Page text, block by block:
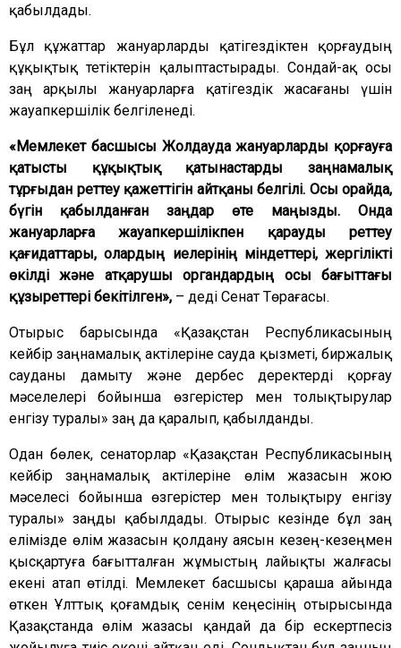
қабылдады.
Бұл құжаттар жануарларды қатігездіктен қорғаудың
құқықтық тетіктерін қалыптастырады. Сондай-ақ осы
заң арқылы жануарларға қатігездік жасағаны үшін
жауапкершілік белгіленеді.
«Мемлекет басшысы Жолдауда жануарларды қорғауға
қатысты құқықтық қатынастарды заңнамалық
тұрғыдан реттеу қажеттігін айтқаны белгілі. Осы орайда,
бүгін қабылданған заңдар өте маңызды. Онда
жануарларға жауапкершілікпен қарауды реттеу
қағидаттары, олардың иелерінің міндеттері, жергілікті
өкілді және атқарушы органдардың осы бағыттағы
құзыреттері бекітілген», – деді Сенат Төрағасы.
Отырыс барысында «Қазақстан Республикасының
кейбір заңнамалық актілеріне сауда қызметі, биржалық
сауданы дамыту және дербес деректерді қорғау
мәселелері бойынша өзгерістер мен толықтырулар
енгізу туралы» заң да қаралып, қабылданды.
Одан бөлек, сенаторлар «Қазақстан Республикасының
кейбір заңнамалық актілеріне өлім жазасын жою
мәселесі бойынша өзгерістер мен толықтыру енгізу
туралы» заңды қабылдады. Отырыс кезінде бұл заң
елімізде өлім жазасын қолдану аясын кезең-кезеңмен
қысқартуға бағытталған жұмыстың лайықты жалғасы
екені атап өтілді. Мемлекет басшысы қараша айында
өткен Ұлттық қоғамдық сенім кеңесінің отырысында
Қазақстанда өлім жазасы қандай да бір ескертпесіз